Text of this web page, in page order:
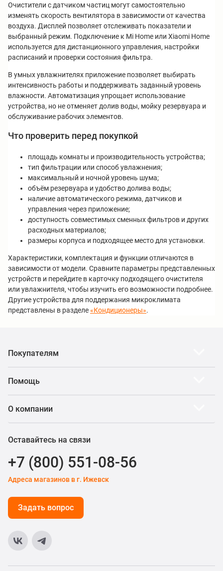
Очистители с датчиком частиц могут самостоятельно
изменять скорость вентилятора в зависимости от качества
воздуха. Дисплей позволяет отслеживать показатели и
выбранный режим. Подключение к Mi Home или Xiaomi Home
используется для дистанционного управления, настройки
расписаний и проверки состояния фильтра.
В умных увлажнителях приложение позволяет выбирать
интенсивность работы и поддерживать заданный уровень
влажности. Автоматизация упрощает использование
устройства, но не отменяет долив воды, мойку резервуара и
обслуживание рабочих элементов.
Что проверить перед покупкой
площадь комнаты и производительность устройства;
тип фильтрации или способ увлажнения;
максимальный и ночной уровень шума;
объём резервуара и удобство долива воды;
наличие автоматического режима, датчиков и
управления через приложение;
доступность совместимых сменных фильтров и других
расходных материалов;
размеры корпуса и подходящее место для установки.
Характеристики, комплектация и функции отличаются в
зависимости от модели. Сравните параметры представленных
устройств и перейдите в карточку подходящего очистителя
или увлажнителя, чтобы изучить его возможности подробнее.
Другие устройства для поддержания микроклимата
представлены в разделе«Кондиционеры».
Покупателям
Помощь
О компании
Оставайтесь на связи
+7 (800) 551-08-56
Адреса магазинов в г. Ижевск
Задать вопрос